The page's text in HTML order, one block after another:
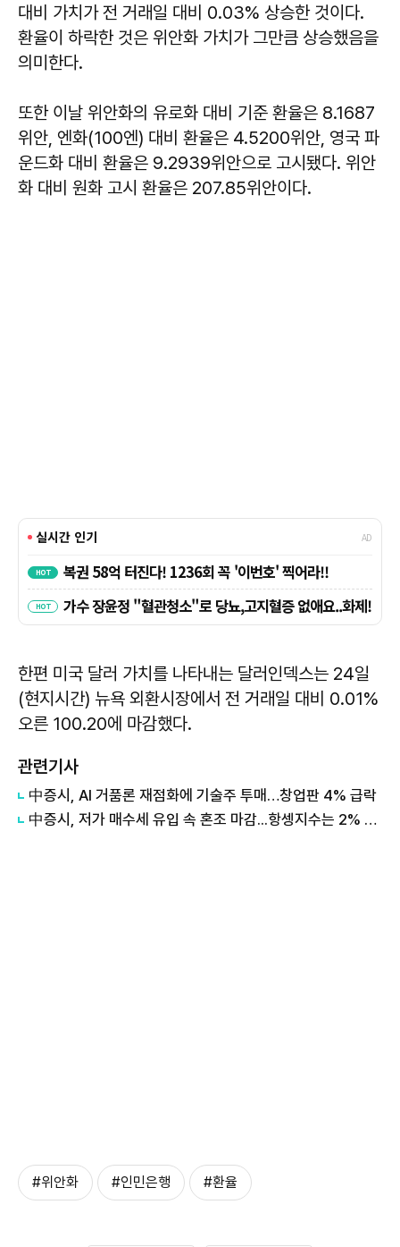
대비 가치가 전 거래일 대비 0.03% 상승한 것이다.
환율이 하락한 것은 위안화 가치가 그만큼 상승했음을
의미한다.
또한 이날 위안화의 유로화 대비 기준 환율은 8.1687
위안, 엔화(100엔) 대비 환율은 4.5200위안, 영국 파
운드화 대비 환율은 9.2939위안으로 고시됐다. 위안
화 대비 원화 고시 환율은 207.85위안이다.
한편 미국 달러 가치를 나타내는 달러인덱스는 24일
(현지시간) 뉴욕 외환시장에서 전 거래일 대비 0.01%
오른 100.20에 마감했다.
관련기사
中증시, AI 거품론 재점화에 기술주 투매…창업판 4% 급락
中증시, 저가 매수세 유입 속 혼조 마감...항셍지수는 2% 급등
#위안화 #인민은행 #환율